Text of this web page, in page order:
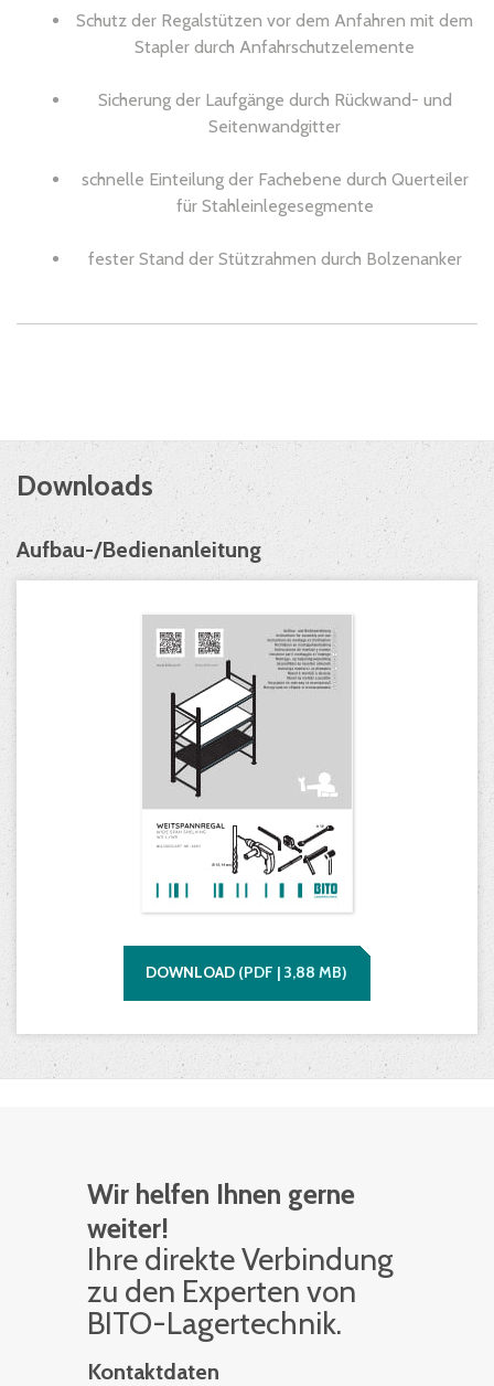
Schutz der Regalstützen vor dem Anfahren mit dem
Stapler durch Anfahrschutzelemente
Sicherung der Laufgänge durch Rückwand- und
Seitenwandgitter
schnelle Einteilung der Fachebene durch Querteiler
für Stahleinlegesegmente
fester Stand der Stützrahmen durch Bolzenanker
Downloads
Aufbau-/Bedienanleitung
DOWNLOAD (PDF | 3,88 MB)
Wir helfen Ihnen gerne
weiter!
Ihre di­rek­te Ver­bin­dung
zu den Ex­per­ten von
BITO-La­ger­tech­nik.
Kontaktdaten